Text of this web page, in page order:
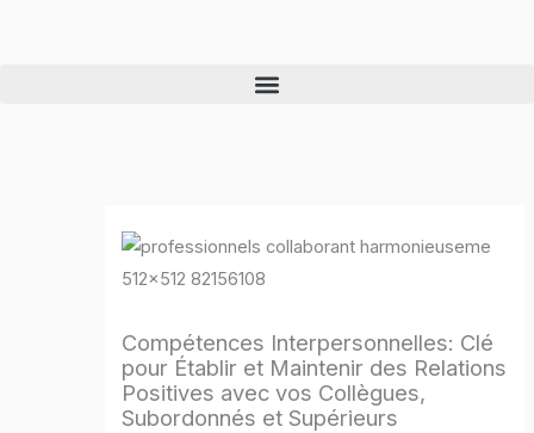
Compétences Interpersonnelles: Clé
pour Établir et Maintenir des Relations
Positives avec vos Collègues,
Subordonnés et Supérieurs